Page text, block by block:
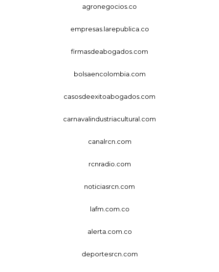
agronegocios.co
empresas.larepublica.co
firmasdeabogados.com
bolsaencolombia.com
casosdeexitoabogados.com
carnavalindustriacultural.com
canalrcn.com
rcnradio.com
noticiasrcn.com
lafm.com.co
alerta.com.co
deportesrcn.com